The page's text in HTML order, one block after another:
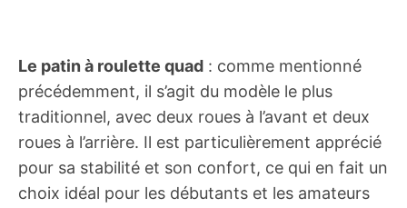
Le patin à roulette quad : comme mentionné
précédemment, il s’agit du modèle le plus
traditionnel, avec deux roues à l’avant et deux
roues à l’arrière. Il est particulièrement apprécié
pour sa stabilité et son confort, ce qui en fait un
choix idéal pour les débutants et les amateurs